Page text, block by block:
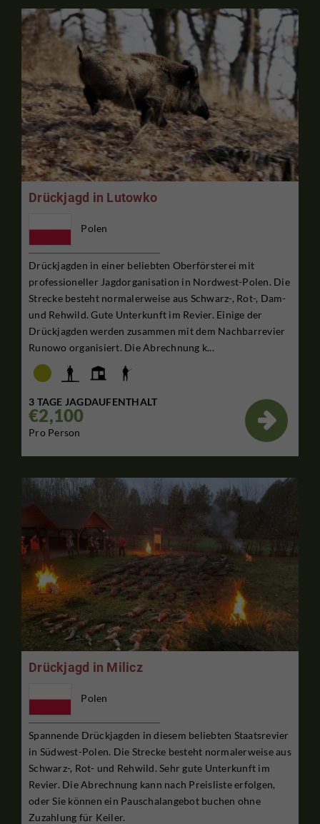
Drückjagd in Lutowko
Polen
Drückjagden in einer beliebten Oberförsterei mit
professioneller Jagdorganisation in Nordwest-Polen. Die
Strecke besteht normalerweise aus Schwarz-, Rot-, Dam-
und Rehwild. Gute Unterkunft im Revier. Einige der
Drückjagden werden zusammen mit dem Nachbarrevier
Runowo organisiert. Die Abrechnung k...
3 TAGE JAGDAUFENTHALT
€2,100
Pro Person

Drückjagd in Milicz
Polen
Spannende Drückjagden in diesem beliebten Staatsrevier
in Südwest-Polen. Die Strecke besteht normalerweise aus
Schwarz-, Rot- und Rehwild. Sehr gute Unterkunft im
Revier. Die Abrechnung kann nach Preisliste erfolgen,
oder Sie können ein Pauschalangebot buchen ohne
Zuzahlung für Keiler.